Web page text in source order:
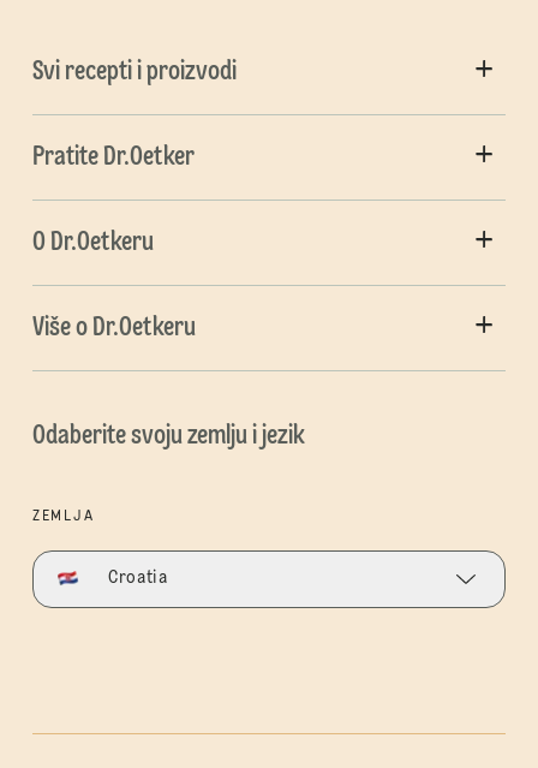
Svi recepti i proizvodi
Pratite Dr.Oetker
O Dr.Oetkeru
Više o Dr.Oetkeru
Odaberite svoju zemlju i jezik
ZEMLJA
Croatia